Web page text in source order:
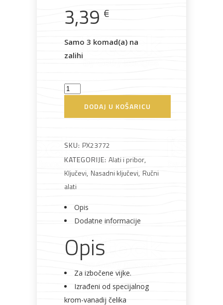
lakovi materijali
galanterija
namještaj
3,39 €
Samo 3 komad(a) na
zalihi
Ključ
7mm
količina
DODAJ U KOŠARICU
SKU: PX23772
KATEGORIJE: Alati i pribor,
Ključevi, Nasadni ključevi, Ručni
alati
Opis
Dodatne informacije
Opis
Za izbočene vijke.
Izrađeni od specijalnog
krom-vanadij čelika